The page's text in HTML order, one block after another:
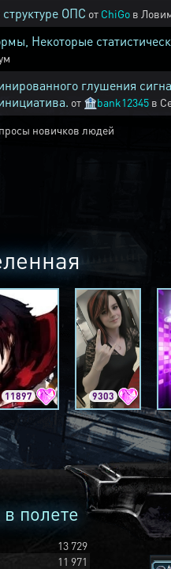
ОПС от ChiGo в
Некоторые
глушения
от 🏦bank12345 в
новичков людей
11897 9303
полете
13 729
11 971